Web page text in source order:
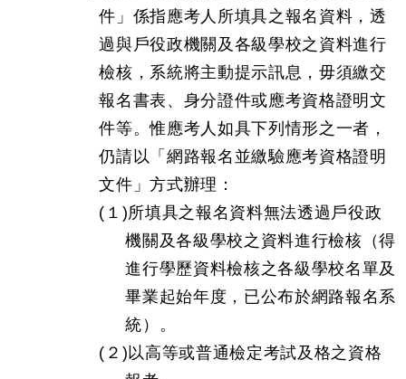
件」係指應考人所填具之報名資料，透
過與戶役政機關及各級學校之資料進行
檢核，系統將主動提示訊息，毋須繳交
報名書表、身分證件或應考資格證明文
件等。惟應考人如具下列情形之一者，
仍請以「網路報名並繳驗應考資格證明
文件」方式辦理：
(１)所填具之報名資料無法透過戶役政
機關及各級學校之資料進行檢核（得
進行學歷資料檢核之各級學校名單及
畢業起始年度，已公布於網路報名系
統）。
(２)以高等或普通檢定考試及格之資格